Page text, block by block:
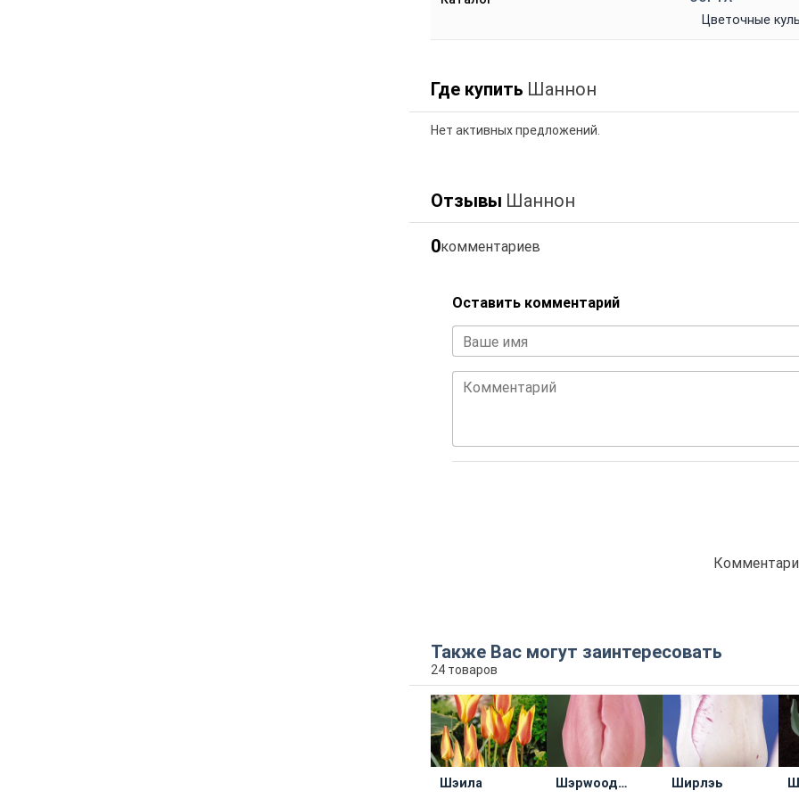
Цветочные
Где купить Шаннон
Нет активных предложений.
Отзывы Шаннон
0комментариев
Оставить комментарий
Ваше имя
Комментарий
Также Вас могут заинтересовать
24 товаров
Шэила
Шэрwоод
Ширлэь